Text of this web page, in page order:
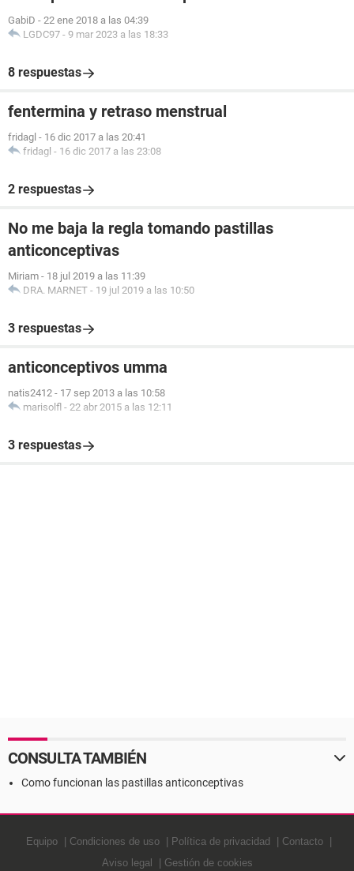
GabiD - 22 ene 2018 a las 04:39
LGDC97 - 9 mar 2023 a las 18:33
8 respuestas
fentermina y retraso menstrual
fridagl - 16 dic 2017 a las 20:41
fridagl - 16 dic 2017 a las 23:08
2 respuestas
No me baja la regla tomando pastillas
anticonceptivas
Miriam - 18 jul 2019 a las 11:39
DRA. MARNET - 19 jul 2019 a las 10:50
3 respuestas
anticonceptivos umma
natis2412 - 17 sep 2013 a las 10:58
marisolfl - 22 abr 2015 a las 12:11
3 respuestas
CONSULTA TAMBIÉN
Como funcionan las pastillas anticonceptivas
Equipo Condiciones de uso Política de privacidad
Contacto
Aviso legal
Gestión de cookies